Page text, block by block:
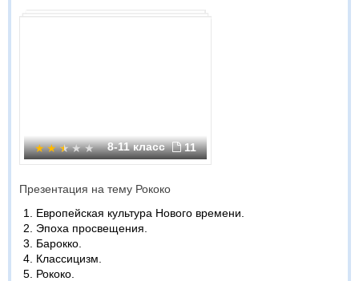
8-11 класс 11
Презентация на тему Рококо
Европейская культура Нового времени.
Эпоха просвещения.
Барокко.
Классицизм.
Рококо.